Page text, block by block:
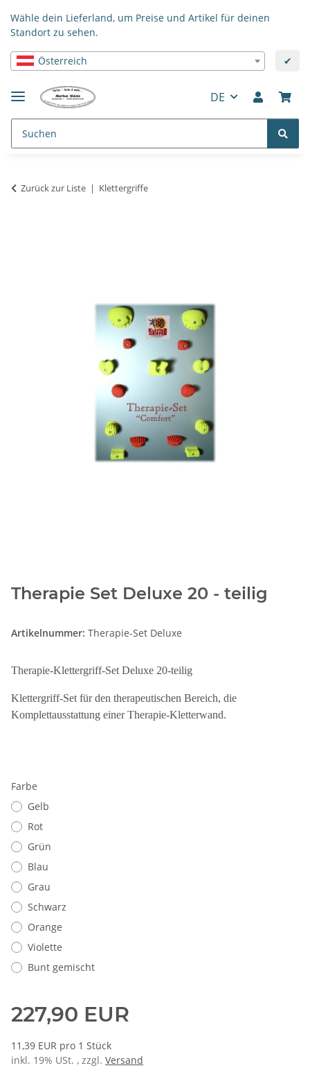
Wähle dein Lieferland, um Preise und Artikel für deinen
Standort zu sehen.
Österreich ✔
DE
Zurück zur Liste Klettergriffe
Therapie Set Deluxe 20 - teilig
Artikelnummer: Therapie-Set Deluxe
Therapie-Klettergriff-Set Deluxe 20-teilig
Klettergriff-Set für den therapeutischen Bereich, die
Komplettausstattung einer Therapie-Kletterwand.
Farbe
Gelb
Rot
Grün
Blau
Grau
Schwarz
Orange
Violette
Bunt gemischt
227,90 EUR
11,39 EUR pro 1 Stück
inkl. 19% USt. , zzgl. Versand